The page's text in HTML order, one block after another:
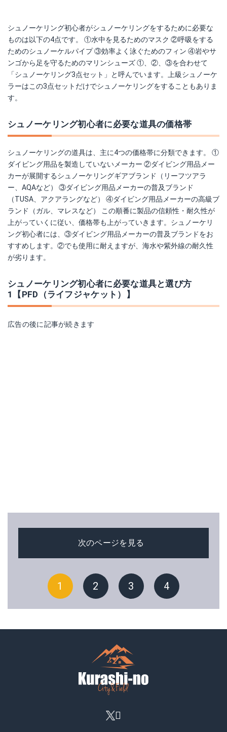
シュノーケリング初心者がシュノーケリングをするために必要な
ものは以下の4点です。 ①水中を見るためのマスク ②呼吸をする
ためのシュノーケルパイプ ③効率よく泳ぐためのフィン ④岩やサ
ンゴから足を守るためのマリンシューズ ①、②、③を合わせて
「シュノーケリング3点セット」と呼んでいます。上級シュノーケ
ラーはこの3点セットだけでシュノーケリングをすることもありま
す。
シュノーケリング初心者に必要な道具の価格帯
シュノーケリングの道具は、主に4つの価格帯に分類できます。 ①
ダイビング用品を製造していないメーカー ②ダイビング用品メー
カーが展開するシュノーケリングギアブランド（リーフツアラ
ー、AQAなど） ③ダイビング用品メーカーの普及ブランド
（TUSA、アクアラングなど） ④ダイビング用品メーカーの高級ブ
ランド（ガル、マレスなど） この順番に製品の信頼性・耐久性が
上がっていくに従い、価格帯も上がっていきます。シュノーケリ
ング初心者には、③ダイビング用品メーカーの普及ブランドをお
すすめします。②でも使用に耐えますが、海水や紫外線の耐久性
が劣ります。
シュノーケリング初心者に必要な道具と選び方
1【PFD（ライフジャケット）】
広告の後に記事が続きます
次のページを見る
1 2 3 4